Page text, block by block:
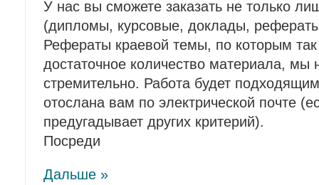
У нас вы сможете заказать не только
(дипломы, курсовые, доклады,
Рефераты краевой темы, по которым так
достаточное количество материала,
стремительно. Работа будет
отослана вам по электрической почте
предугадывает других критерий).
Посреди
Дальше »